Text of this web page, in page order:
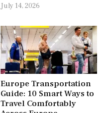
July 14, 2026
Europe Transportation
Guide: 10 Smart Ways to
Travel Comfortably